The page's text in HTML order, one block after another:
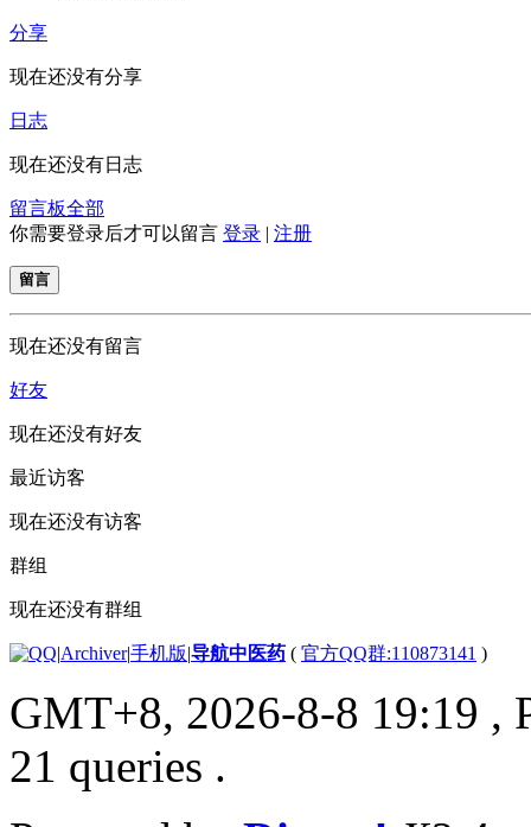
分享
现在还没有分享
日志
现在还没有日志
留言板全部
你需要登录后才可以留言 登录 | 注册
留言
现在还没有留言
好友
现在还没有好友
最近访客
现在还没有访客
群组
现在还没有群组
|Archiver|手机版|导航中医药 ( 官方QQ群:110873141 )
GMT+8, 2026-8-8 19:19 ,
21 queries .